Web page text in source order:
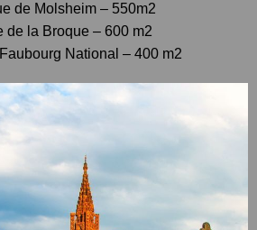
de Molsheim – 550m2
de la Broque – 600 m2
National – 400 m2